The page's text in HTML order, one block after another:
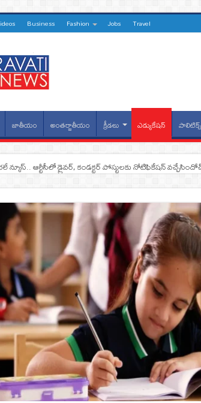
Business Fashion Jobs Travel
జాతీయం అంతర్జాతీయం క్రీడలు ఎడ్యుకేషన్ పాలిటిక్స్
న్యూస్.. ఆర్టీసీలో డ్రైవర్, కండక్టర్‌ పోస్టులకు నోటిఫికేషన్‌